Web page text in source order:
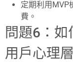
定期利用MVP
費。
問題6：
用戶心理